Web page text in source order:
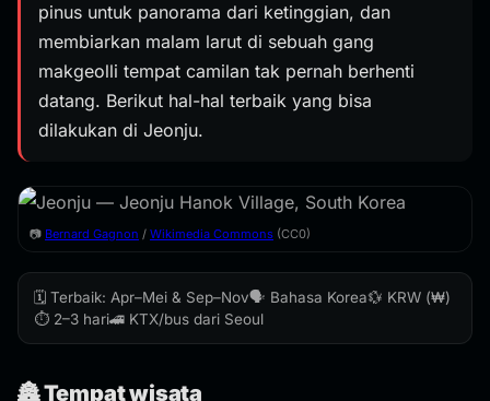
pinus untuk panorama dari ketinggian, dan
membiarkan malam larut di sebuah gang
makgeolli tempat camilan tak pernah berhenti
datang. Berikut hal-hal terbaik yang bisa
dilakukan di Jeonju.
📷 Bernard Gagnon / Wikimedia Commons (CC0)
🗓️ Terbaik: Apr–Mei & Sep–Nov🗣️ Bahasa Korea💱 KRW (₩)
⏱️ 2–3 hari🚄 KTX/bus dari Seoul
🏯 Tempat wisata